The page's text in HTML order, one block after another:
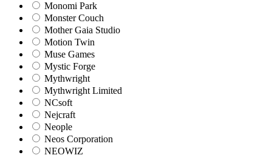
Monomi Park
Monster Couch
Mother Gaia Studio
Motion Twin
Muse Games
Mystic Forge
Mythwright
Mythwright Limited
NCsoft
Nejcraft
Neople
Neos Corporation
NEOWIZ